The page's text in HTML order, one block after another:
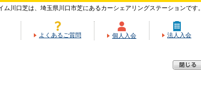
ム川口芝は、埼玉県川口市芝にあるカーシェアリングステーションです。
よくあるご質問 個人入会 法人入会